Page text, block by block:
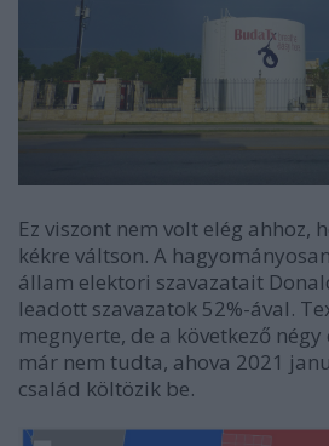
Ez viszont nem volt elég ahhoz,
kékre váltson. A
állam elektori szavazatait
leadott szavazatok 52%-ával.
megnyerte, de a következő négy
már nem tudta, ahova 2021
család költözik be.